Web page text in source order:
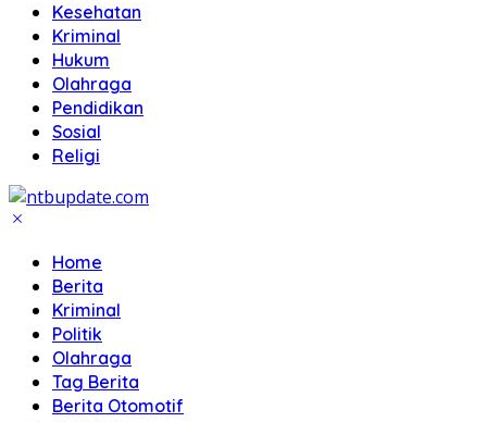
Kesehatan
Kriminal
Hukum
Olahraga
Pendidikan
Sosial
Religi
Home
Berita
Kriminal
Politik
Olahraga
Tag Berita
Berita Otomotif